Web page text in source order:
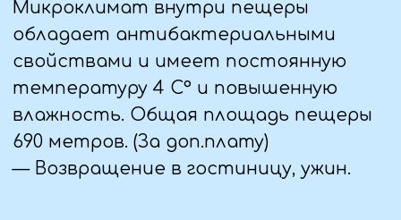
мелочей, которые Вам могут
понадобиться во время
путешествия (салфетки,
— надувная подушка под шею.
— индивидуальную аптечку.
— возьмите с собой питьевую воду,
тормозок перекусить (орешки не
соленые, печенье, фрукты, продукты